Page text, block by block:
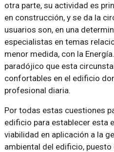
otra parte, su actividad es
en construcción, y se da la
usuarios son, en una
especialistas en temas
menor medida, con la
paradójico que esta
confortables en el edificio
profesional diaria.
Por todas estas cuestiones
edificio para establecer esta
viabilidad en aplicación a la
ambiental del edificio,